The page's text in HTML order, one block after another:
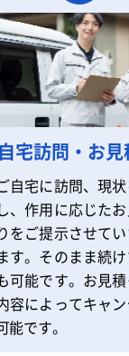
自宅訪問・お
自宅に訪問、現
、作用に応じた
をご提示させて
す。そのまま続
可能です。お見
容によってキャ
能です。